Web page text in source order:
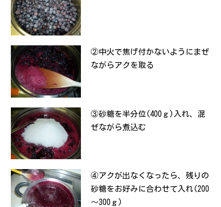
②中火で焦げ付かないようにまぜ
ながらアクを取る
③砂糖を半分位(400ｇ)入れ、混
ぜながら煮込む
④アクが出なくなったら、残りの
砂糖をお好みに合わせて入れ(200
～300ｇ)